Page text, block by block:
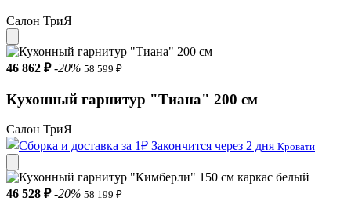
Салон ТриЯ
46 862 ₽ -20% 58 599 ₽
Кухонный гарнитур "Тиана" 200 см
Салон ТриЯ
Закончится через 2 дня Кровати
46 528 ₽ -20% 58 199 ₽